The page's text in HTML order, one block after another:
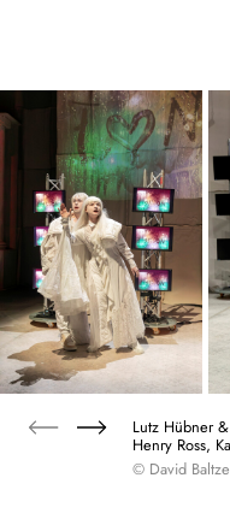
Lutz Hübner
Henry Ross,
© David